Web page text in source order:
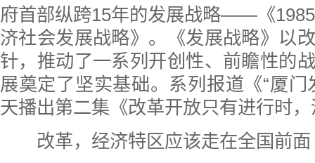
府首部纵跨15年的发展战略——《
济社会发展战略》。《发展战略》以
针，推动了一系列开创性、前瞻性的
展奠定了坚实基础。系列报道《“厦门
天播出第二集《改革开放只有进行时
改革，经济特区应该走在全国前面